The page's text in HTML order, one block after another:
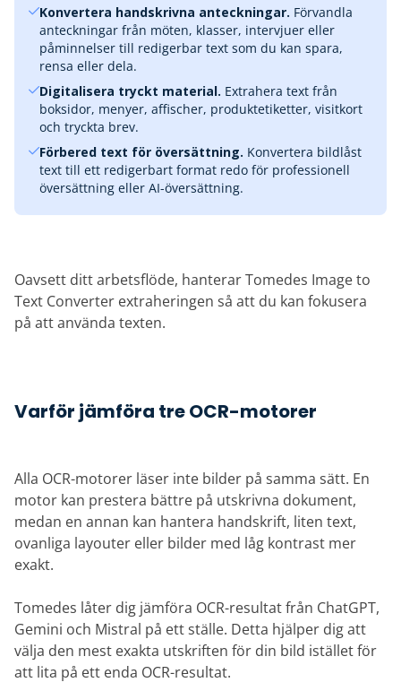
Konvertera handskrivna anteckningar. Förvandla
anteckningar från möten, klasser, intervjuer eller
påminnelser till redigerbar text som du kan spara,
rensa eller dela.
Digitalisera tryckt material. Extrahera text från
boksidor, menyer, affischer, produktetiketter, visitkort
och tryckta brev.
Förbered text för översättning. Konvertera bildlåst
text till ett redigerbart format redo för professionell
översättning eller AI-översättning.
Oavsett ditt arbetsflöde, hanterar Tomedes Image to
Text Converter extraheringen så att du kan fokusera
på att använda texten.
Varför jämföra tre OCR-motorer
Alla OCR-motorer läser inte bilder på samma sätt. En
motor kan prestera bättre på utskrivna dokument,
medan en annan kan hantera handskrift, liten text,
ovanliga layouter eller bilder med låg kontrast mer
exakt.
Tomedes låter dig jämföra OCR-resultat från ChatGPT,
Gemini och Mistral på ett ställe. Detta hjälper dig att
välja den mest exakta utskriften för din bild istället för
att lita på ett enda OCR-resultat.